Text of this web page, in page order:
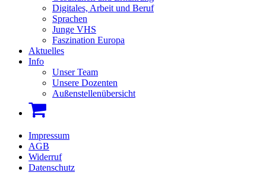
Digitales, Arbeit und Beruf
Sprachen
Junge VHS
Faszination Europa
Aktuelles
Info
Unser Team
Unsere Dozenten
Außenstellenübersicht
Impressum
AGB
Widerruf
Datenschutz